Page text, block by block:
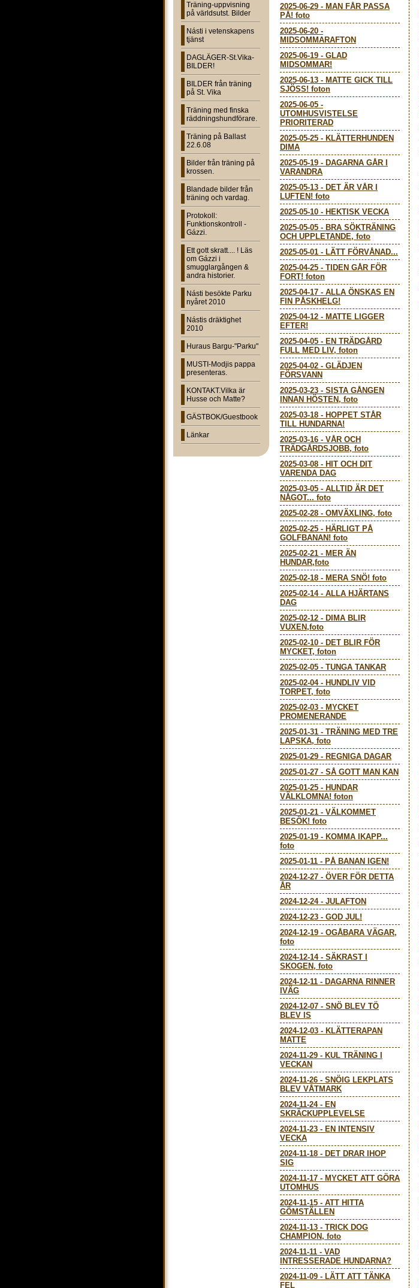
Träning-uppvisning
på världsutst. Bilder
Násti i vetenskapens
tjänst
DAGLÄGER-St.Vika-
BILDER!
BILDER från träning
på St. Vika
Träning med finska
räddningshundförare.
Träning på Ballast
22.6.08
Bilder från träning på
krossen.
Blandade bilder från
träning och vardag.
Protokoll:
Funktionskontroll -
Gázzi.
Ett gott skratt.... ! Läs
om Gázzi i
smugglargången &
andra historier.
Násti besökte Parku
nyåret 2010
Nástis dräktighet
2010
Huraus Bargu-"Parku"
MUSTI-Modjis pappa
presenteras.
KONTAKT.Vilka är
Husse och Matte?
GÄSTBOK/Guestbook
Länkar
2025-06-29 - MAN FÅR PASSA
PÅ! foto
2025-06-20 -
MIDSOMMARAFTON
2025-06-19 - GLAD
MIDSOMMAR!
2025-06-13 - MATTE GICK TILL
SJÖSS! foton
2025-06-05 -
UTOMHUSVISTELSE
PRIORITERAD
2025-05-25 - KLÄTTERHUNDEN
DIMA
2025-05-19 - DAGARNA GÅR I
VARANDRA
2025-05-13 - DET ÄR VÅR I
LUFTEN! foto
2025-05-10 - HEKTISK VECKA
2025-05-05 - BRA SÖKTRÄNING
OCH UPPLETANDE, foto
2025-05-01 - LÄTT FÖRVÅNAD...
2025-04-25 - TIDEN GÅR FÖR
FORT! foton
2025-04-17 - ALLA ÖNSKAS EN
FIN PÅSKHELG!
2025-04-12 - MATTE LIGGER
EFTER!
2025-04-05 - EN TRÄDGÅRD
FULL MED LIV, foton
2025-04-02 - GLÄDJEN
FÖRSVANN
2025-03-23 - SISTA GÅNGEN
INNAN HÖSTEN, foto
2025-03-18 - HOPPET STÅR
TILL HUNDARNA!
2025-03-16 - VÅR OCH
TRÄDGÅRDSJOBB, foto
2025-03-08 - HIT OCH DIT
VARENDA DAG
2025-03-05 - ALLTID ÄR DET
NÅGOT... foto
2025-02-28 - OMVÄXLING, foto
2025-02-25 - HÄRLIGT PÅ
GOLFBANAN! foto
2025-02-21 - MER ÄN
HUNDAR,foto
2025-02-18 - MERA SNÖ! foto
2025-02-14- ALLA HJÄRTANS
DAG
2025-02-12 - DIMA BLIR
VUXEN,foto
2025-02-10 - DET BLIR FÖR
MYCKET, foton
2025-02-05 - TUNGA TANKAR
2025-02-04- HUNDLIV VID
TORPET, foto
2025-02-03 - MYCKET
PROMENERANDE
2025-01-31 - TRÄNING MED TRE
LAPSKA, foto
2025-01-29 - REGNIGA DAGAR
2025-01-27 - SÅ GOTT MAN KAN
2025-01-25 - HUNDAR
VÄLKLOMNA! foton
2025-01-21 - VÄLKOMMET
BESÖK! foto
2025-01-19 - KOMMA IKAPP...
foto
2025-01-11 - PÅ BANAN IGEN!
2024-12-27 - ÖVER FÖR DETTA
ÅR
2024-12-24- JULAFTON
2024-12-23 - GOD JUL!
2024-12-19 - OGÅBARA VÄGAR,
foto
2024-12-14- SÄKRAST I
SKOGEN, foto
2024-12-11 - DAGARNA RINNER
IVÄG
2024-12-07 - SNÖ BLEV TÖ
BLEV IS
2024-12-03 - KLÄTTERAPAN
MATTE
2024-11-29 - KUL TRÄNING I
VECKAN
2024-11-26 - SNÖIG LEKPLATS
BLEV VÅTMARK
2024-11-24- EN
SKRÄCKUPPLEVELSE
2024-11-23 - EN INTENSIV
VECKA
2024-11-18 - DET DRAR IHOP
SIG
2024-11-17 - MYCKET ATT GÖRA
UTOMHUS
2024-11-15 - ATT HITTA
GÖMSTÄLLEN
2024-11-13 - TRICK DOG
CHAMPION, foto
2024-11-11 - VAD
INTRESSERADE HUNDARNA?
2024-11-09 - LÄTT ATT TÄNKA
FEL